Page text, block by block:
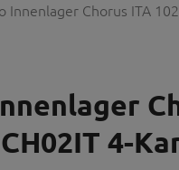
Innenlager Chorus ITA
4-